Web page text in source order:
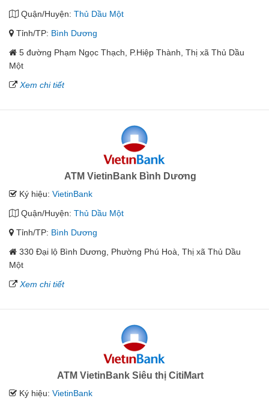
Quận/Huyện: Thủ Dầu Một
Tỉnh/TP: Bình Dương
5 đường Phạm Ngọc Thạch, P.Hiệp Thành, Thị xã Thủ Dầu
Một
Xem chi tiết
ATM VietinBank Bình Dương
Ký hiệu: VietinBank
Quận/Huyện: Thủ Dầu Một
Tỉnh/TP: Bình Dương
330 Đại lộ Bình Dương, Phường Phú Hoà, Thị xã Thủ Dầu
Một
Xem chi tiết
ATM VietinBank Siêu thị CitiMart
Ký hiệu: VietinBank